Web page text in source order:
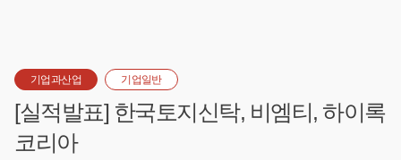
기업과산업 기업일반
[실적발표] 한국토지신탁, 비엠티, 하이록
코리아